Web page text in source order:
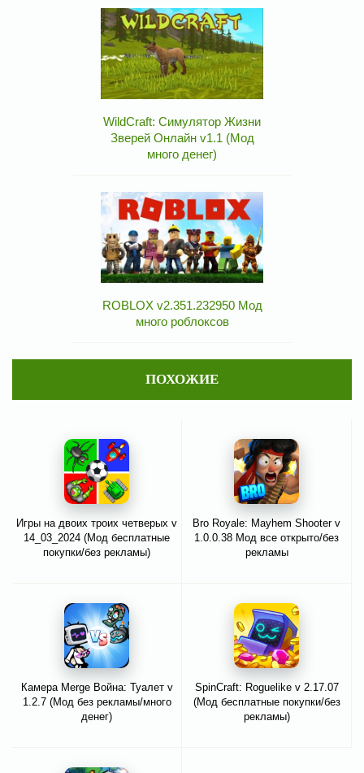
WildCraft: Симулятор Жизни
Зверей Онлайн v1.1 (Мод
много денег)
ROBLOX v2.351.232950 Мод
много роблоксов
ПОХОЖИЕ
Игры на двоих троих четверых v
14_03_2024 (Мод бесплатные
покупки/без рекламы)
Bro Royale: Mayhem Shooter v
1.0.0.38 Мод все открыто/без
рекламы
Камера Merge Война: Туалет v
1.2.7 (Мод без рекламы/много
денег)
SpinCraft: Roguelike v 2.17.07
(Мод бесплатные покупки/без
рекламы)